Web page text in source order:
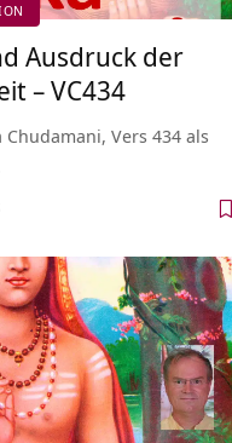
Ausdruck der
– VC434
Vers 434 als